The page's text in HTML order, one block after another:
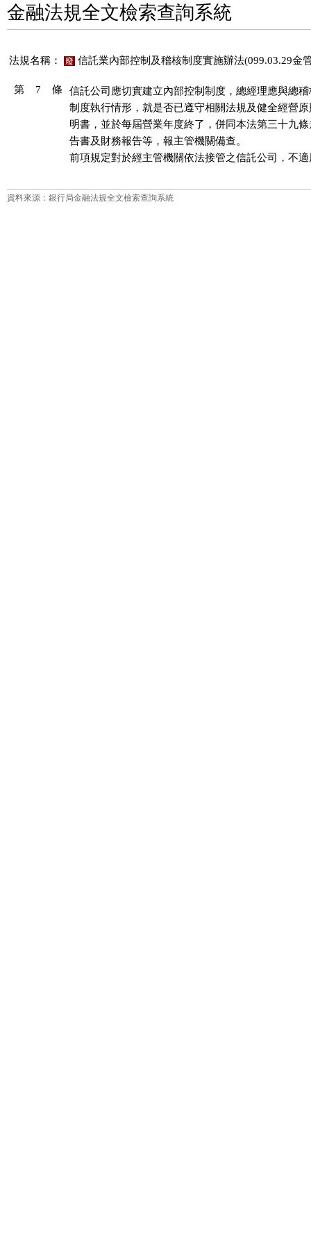
金融法規全文檢索查詢系統
法規名稱： 廢 信託業內部控制及稽核制度實施辦法(099.03.29金
第 7 條
信託公司應切實建立內部控制制度，總經理應與總
制度執行情形，就是否已遵守相關法規及健全經營
明書，並於每屆營業年度終了，併同本法第三十九
告書及財務報告等，報主管機關備查。
前項規定對於經主管機關依法接管之信託公司，不
資料來源：銀行局金融法規全文檢索查詢系統